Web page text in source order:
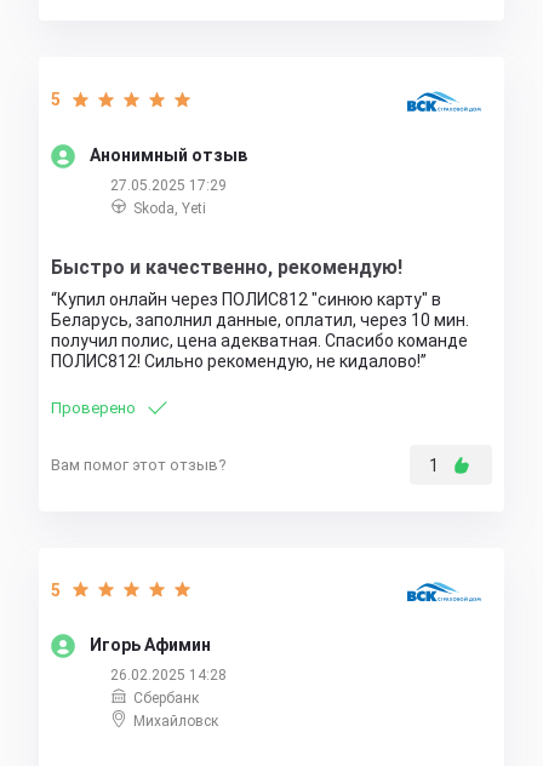
Анонимный отзыв
5
27.05.2025 17:29
Skoda, Yeti
Быстро и качественно, рекомендую!
Купил онлайн через ПОЛИС812 "синюю карту" в
Беларусь, заполнил данные, оплатил, через 10 мин.
получил полис, цена адекватная. Спасибо команде
ПОЛИС812! Сильно рекомендую, не кидалово!
Проверено
Вам помог этот отзыв? 1
Игорь Афимин
5
26.02.2025 14:28
Сбербанк
Михайловск